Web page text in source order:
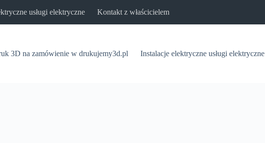
usługi elektryczne Kontakt z właścicielem
3D na zamówienie w drukujemy3d.pl Instalacje elektryczne usługi elektryczne